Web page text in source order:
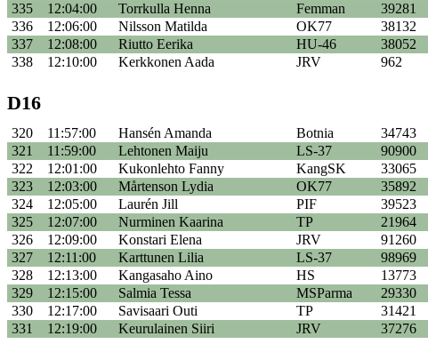
335
12:04:00 Torrkulla Henna Femman 39281
336
12:06:00 Nilsson Matilda OK77 38132
337
12:08:00 Riutto Eerika HU-46 38052
338
12:10:00 Kerkkonen Aada JRV 962
D16
320 11:57:00 Hansén Amanda Botnia 34743
321
11:59:00 Lehtonen Maiju LS-37 90900
322
12:01:00 Kukonlehto Fanny KangSK 33065
323
12:03:00 Mårtenson Lydia OK77 35892
324
12:05:00 Laurén Jill PIF 39523
325
12:07:00 Nurminen Kaarina TP 21964
326
12:09:00 Konstari Elena JRV 91260
327
12:11:00 Karttunen Lilia LS-37 98969
328
12:13:00 Kangasaho Aino HS 13773
329
12:15:00 Salmia Tessa MSParma 29330
330
12:17:00 Savisaari Outi TP 31421
331
12:19:00 Keurulainen Siiri JRV 37276